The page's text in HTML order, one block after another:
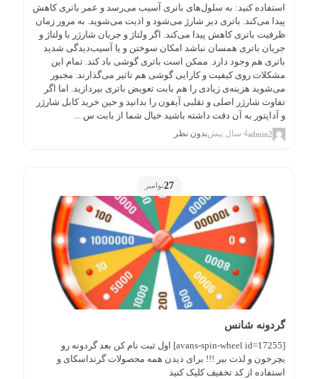
استفاده کنید: به سلول‌های باتری آسیب می‌رسد و عمر باتری کاهش
پیدا می‌کند. باتری دیر شارژ می‌شود و اذیت می‌شوید. به مرور زمان
ظرفیت باتری کاهش پیدا می‌کند. اگر ولتاژ و جریان شارژر با ولتاژ و
جریان باتری همسان نباشد امکان سوختن و یا آسیب‌دیدگی شدید
باتری هم وجود دارد. ممکن است باتری گوشی باد کند. تمام این
مشکلات روی کیفیت و کارایی گوشی هم تاثیر می‌گذارند. مجبور
می‌شوید هزینه‌ی زیادی را هم بابت تعویض باتری بپردازید. اما اگر
تفاوت شارژر اصلی و تقلبی آیفون را بدانید و حین خرید کابل شارژر
و آداپتور به آن دقت داشته باشید خیال شما از بابت س ...
admin24 سال پیش بدون نظر
27نوامبر
گردونه شانس
[avans-spin-wheel id=17255] اول ثبت نام کن بعد گردونه رو
بچرخون و لذت ببر !!! برای دیدن همه محصولات گرنداسکای و
استفاده از کد تخفیف کلیک کنید